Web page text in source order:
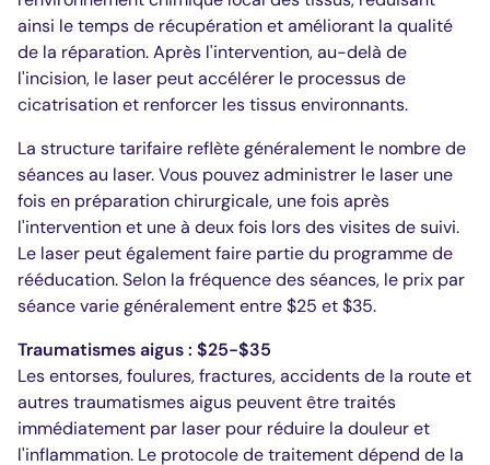
ainsi le temps de récupération et améliorant la qualité
de la réparation. Après l'intervention, au-delà de
l'incision, le laser peut accélérer le processus de
cicatrisation et renforcer les tissus environnants.
La structure tarifaire reflète généralement le nombre de
séances au laser. Vous pouvez administrer le laser une
fois en préparation chirurgicale, une fois après
l'intervention et une à deux fois lors des visites de suivi.
Le laser peut également faire partie du programme de
rééducation. Selon la fréquence des séances, le prix par
séance varie généralement entre $25 et $35.
Traumatismes aigus : $25-$35
Les entorses, foulures, fractures, accidents de la route et
autres traumatismes aigus peuvent être traités
immédiatement par laser pour réduire la douleur et
l'inflammation. Le protocole de traitement dépend de la